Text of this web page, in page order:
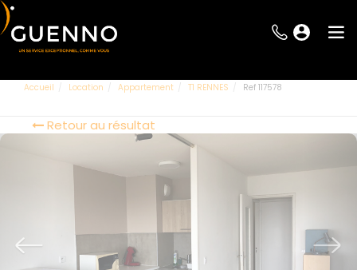
Accueil Location Appartement T1 RENNES Ref 117578
Retour au résultat